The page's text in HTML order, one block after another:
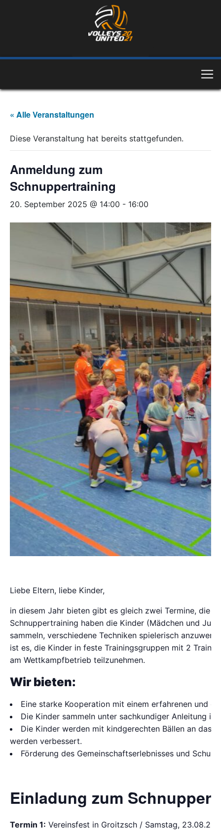
« Alle Veranstaltungen
Diese Veranstaltung hat bereits stattgefunden.
Anmeldung zum
Schnuppertraining
20. September 2025 @ 14:00 - 16:00
Liebe Eltern, liebe Kinder,
in diesem Jahr bieten gibt es gleich zwei Termine, die
Schnuppertraining haben die Kinder (Mädchen und
sammeln, verschiedene Techniken spielerisch
ist es, die Kinder in feste Trainingsgruppen mit 2
am Wettkampfbetrieb teilzunehmen.
Wir bieten:
Eine starke Kooperation mit einem erfahrenen und
Die Kinder sammeln unter sachkundiger Anleitung
Die Kinder werden mit kindgerechten Bällen an das
werden verbessert.
Förderung des Gemeinschaftserlebnisses und
Einladung zum
Termin 1: Vereinsfest in Groitzsch / Samstag,